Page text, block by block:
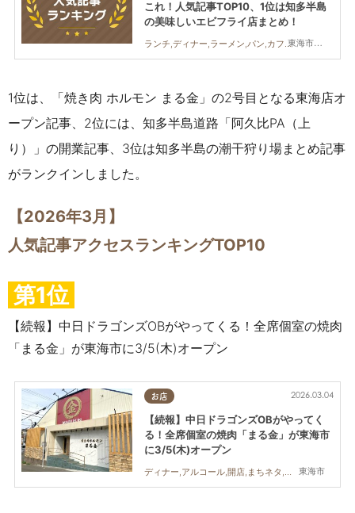
東海市,大府市,知多市,東浦町,阿久比町,半田市,常滑市,武豊町,美浜町,南知多町
これ！人気記事TOP10、1位は知多半島
の美味しいエビフライ店まとめ！
ランチ,ディナー,ラーメン,パン,カフェ,スイーツ,開店,観光,まとめ記事
1位は、「焼き肉 ホルモン まる金」の2号目となる東海店オ
ープン記事、 2位には、 知多半島道路「阿久比PA（上
り）」の開業記事、3位は知多半島の潮干狩り場まとめ記事
がランクインしました。
【2026年3月】
人気記事アクセスランキングTOP10
第1位
【続報】中日ドラゴンズOBがやってくる！全席個室の焼肉
「まる金」が東海市に3/5(木)オープン
お店
東海市
2026.03.04
【続報】中日ドラゴンズOBがやってく
る！全席個室の焼肉「まる金」が東海市
に3/5(木)オープン